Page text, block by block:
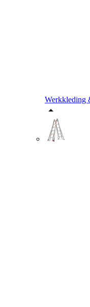
Werkkleding